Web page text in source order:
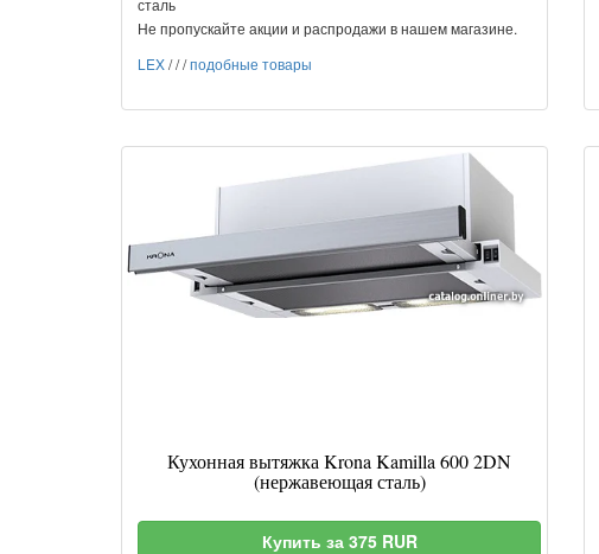
сталь
Не пропускайте акции и распродажи в нашем магазине.
LEX///подобные товары
Кухонная вытяжка Krona Kamilla 600 2DN
(нержавеющая сталь)
Купить за 375 RUR